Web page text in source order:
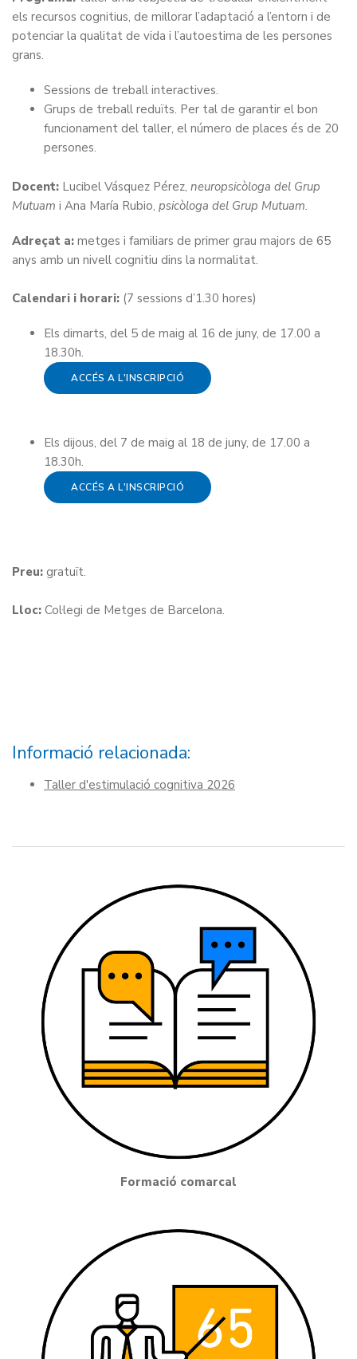
els recursos cognitius, de millorar l’adaptació a l’entorn i de
potenciar la qualitat de vida i l’autoestima de les persones
grans.
Sessions de treball interactives.
Grups de treball reduïts. Per tal de garantir el bon
funcionament del taller, el número de places és de 20
persones.
Docent: Lucibel Vásquez Pérez, neuropsicòloga del Grup
Mutuam i Ana María Rubio, psicòloga del Grup Mutuam.
Adreçat a: metges i familiars de primer grau majors de 65
anys amb un nivell cognitiu dins la normalitat.
Calendari i horari: (7 sessions d’1.30 hores)
Els dimarts, del 5 de maig al 16 de juny, de 17.00 a
18.30h.
ACCÉS A L'INSCRIPCIÓ
Els dijous, del 7 de maig al 18 de juny, de 17.00 a
18.30h.
ACCÉS A L'INSCRIPCIÓ
Preu: gratuït.
Lloc: Col·legi de Metges de Barcelona.
Informació relacionada:
Taller d'estimulació cognitiva 2026
Formació comarcal